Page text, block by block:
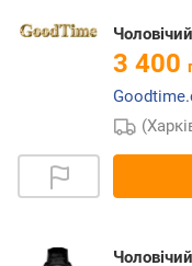
3 400